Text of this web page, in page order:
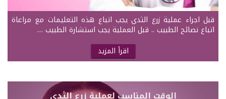
قبل اجراء عملية زرع الثدي يجب اتباع هذه التعليمات مع مراعاة
اتباع نصائح الطبيب .. قبل العملية يجب استشارة الطبيب …
اقرأ المزيد
الوقت المناسب لعملية زرع الثدي